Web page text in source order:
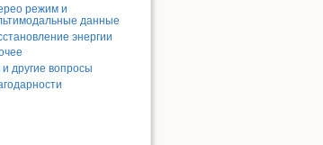
режим и
данные
энергии
другие вопросы